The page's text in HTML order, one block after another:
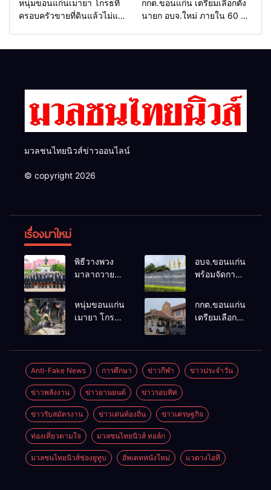
หนุ่มขอนแก่นเมายา โกรธที่
ครอบครัวขายที่ดินแล้วไม่แบ่ง
กกต.ขอนแก่น เตรียมเลือกตั้ง
นายก อบจ.ใหม่ ภายใน 60 วัน
มวลชนไทยนิวส์ข่าวออนไลน์
© copyright 2026
เรื่องมาใหม่
พิธีวางพวง
มาลาถวาย
เนื่องในวันรพี
ประจำปี
ฟุตบอลวันรพี
เพื่อเชื่อม
ความสัมพันธ์
อันดีของ
หน่วยงานใน
กระบวนการ
ยุติธรรม
อบจ.ขอนแก่น
พร้อมจัดการ
ยกฯ 27 ก.ย.
รับสมัคร 17-
สมัครรับการ
เลือกตั้งหาก
คุณสมบัติครบ
หนุ่มขอนแก่น
เมายา โกรธที่
คว้าหนังสติ๊ก
ยิง ห้องทำงาน
ผกก.ฯ 2 นัด
ตำรวจคุมตัว
ได้ทันควัน
กกต.ขอนแก่น
เตรียมเลือกตั้ง
ด้วยการ เปิด
รับสมัครใหม่
ระบุ
“วัฒนา”ลง
ความผิด และ
Anti-Fake News การศึกษา ข่าวกีฬา ข่าวประจำวัน
ข่าวพลังงาน ข่าวยานยนต์ ข่าวรอบทิศ
ข่าวรับสมัตรงาน ข่าวเด่นท้องถิ่น ข่าวเศรษฐกิจ
ท่องเที่ยวตามใจ มวลชนไทยนิวส์ ทอล์ก
มวลชนไทยนิวส์ช่องยูทูบ อัพเดทหนังใหม่ แวดวงไอที